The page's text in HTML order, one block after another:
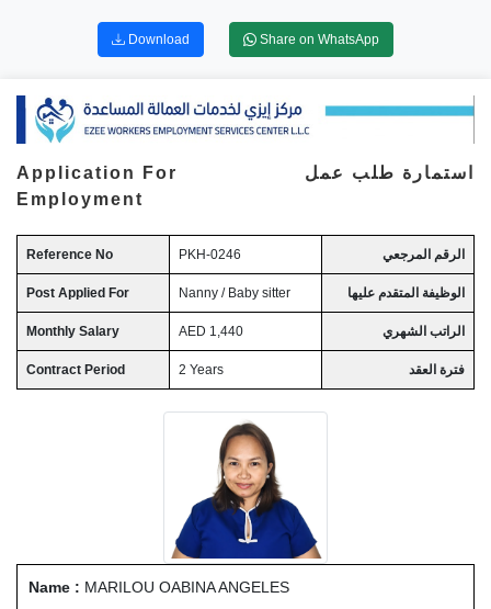
Download Share on WhatsApp
Application For
Employment
استمارة طلب عمل
Reference No PKH-0246 الرقم المرجعي
Post Applied For Nanny / Baby sitter الوظيفة المتقدم عليها
Monthly Salary AED 1,440 الراتب الشهري
Contract Period 2 Years فترة العقد
Name : MARILOU OABINA ANGELES